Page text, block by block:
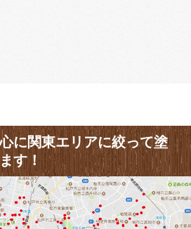
に関東エリアに絞って塗
す！